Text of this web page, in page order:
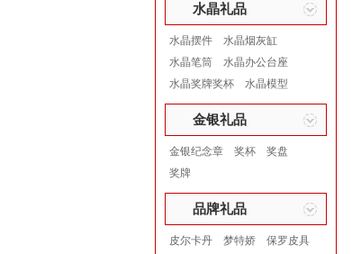
水晶礼品
水晶摆件
水晶烟灰缸
水晶笔筒
水晶办公台座
水晶奖牌奖杯
水晶模型
金银礼品
金银纪念章 奖杯
奖盘
奖牌
品牌礼品
皮尔卡丹 梦特娇
保罗皮具